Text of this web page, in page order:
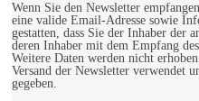
Wenn Sie den Newsletter
eine valide Email-Adresse sowie
gestatten, dass Sie der Inhaber der
deren Inhaber mit dem Empfang
Weitere Daten werden nicht
Versand der Newsletter verwendet
gegeben.